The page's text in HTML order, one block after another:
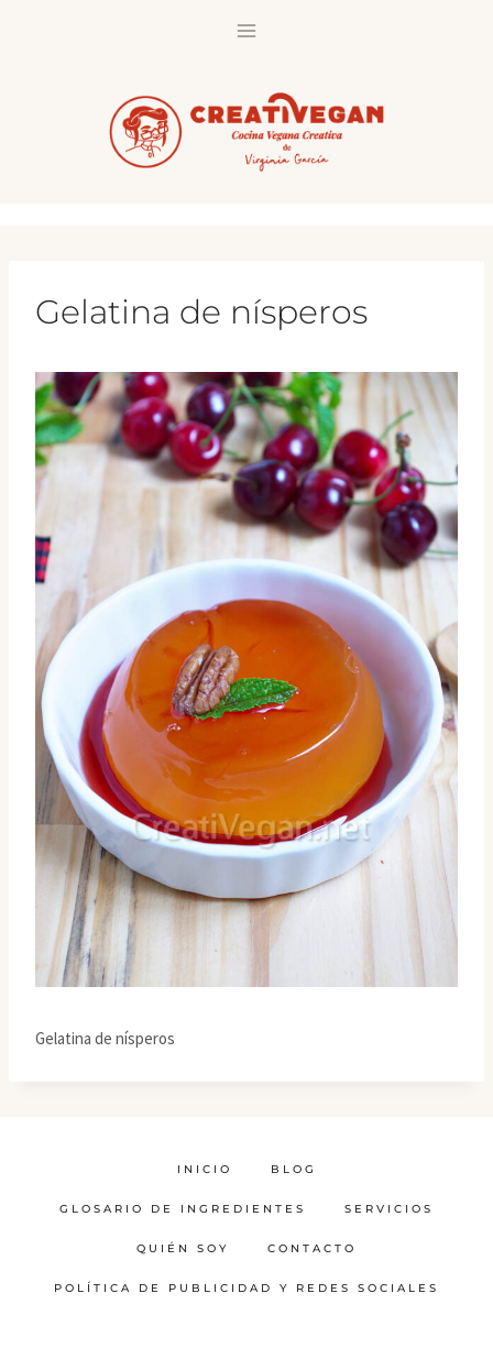
Gelatina de nísperos
Gelatina de nísperos
INICIO BLOG
GLOSARIO DE INGREDIENTES SERVICIOS
QUIÉN SOY CONTACTO
POLÍTICA DE PUBLICIDAD Y REDES SOCIALES